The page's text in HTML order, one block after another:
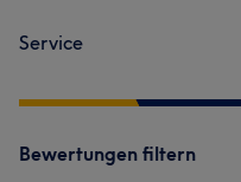
Service
Bewertungen filtern